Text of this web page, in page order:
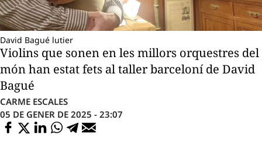
David Bagué lutier
Violins que sonen en les millors orquestres del
món han estat fets al taller barceloní de David
Bagué
CARME ESCALES
05 DE GENER DE 2025 - 23:07